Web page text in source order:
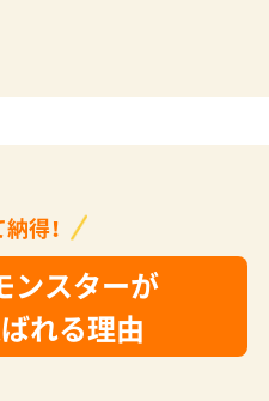
得！
ンスターが
れる理由